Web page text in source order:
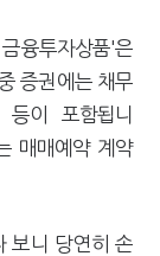
융투자상품'은
증권에는 채무
등이 포함됩니
매매예약 계약
보니 당연히 손